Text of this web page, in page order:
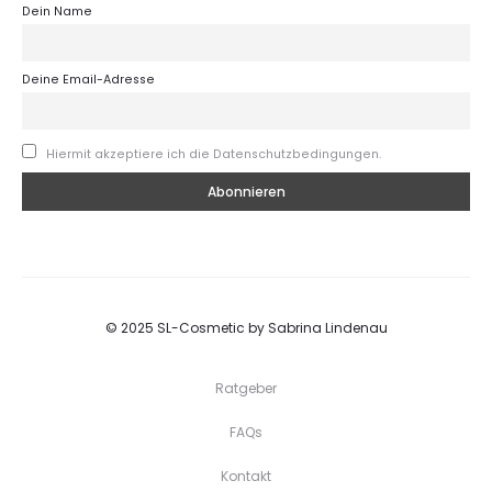
Dein Name
Deine Email-Adresse
Hiermit akzeptiere ich die Datenschutzbedingungen.
© 2025 SL-Cosmetic by Sabrina Lindenau
Ratgeber
FAQs
Kontakt